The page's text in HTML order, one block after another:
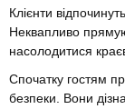
Клієнти
Неквапливо
насолодитися
Спочатку гостям
безпеки. Вони